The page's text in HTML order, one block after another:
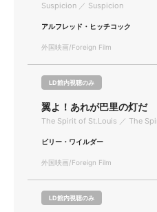
Suspicion ／ Suspicion
アルフレッド・ヒッチコック
外国映画/Foreign Film
LD館内視聴のみ
翼よ！あれが巴里の灯だ
The Spirit of St.Louis ／ The
ビリー・ワイルダー
外国映画/Foreign Film
LD館内視聴のみ